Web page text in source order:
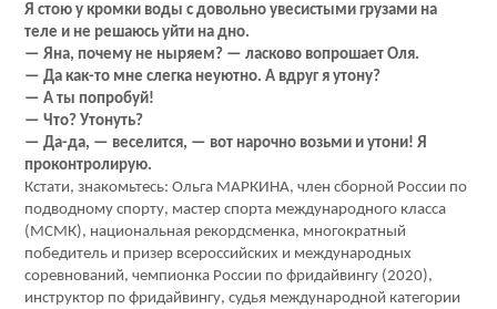
Я стою у кромки воды с довольно увесистыми грузами на
теле и не решаюсь уйти на дно.
— Яна, почему не ныряем? — ласково вопрошает Оля.
— Да как-то мне слегка неуютно. А вдруг я утону?
— А ты попробуй!
— Что? Утонуть?
— Да-да, — веселится, — вот нарочно возьми и утони! Я
проконтролирую.
Кстати, знакомьтесь: Ольга МАРКИНА, член сборной России по
подводному спорту, мастер спорта международного класса
(МСМК), национальная рекордсменка, многократный
победитель и призер всероссийских и международных
соревнований, чемпионка России по фридайвингу (2020),
инструктор по фридайвингу, судья меж­дународной категории